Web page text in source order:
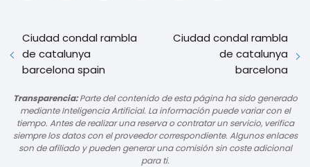
Ciudad condal rambla
de catalunya
barcelona spain
Ciudad condal rambla
de catalunya
barcelona
Transparencia:Parte del contenido de esta página ha sido generado
mediante Inteligencia Artificial. La información puede variar con el
tiempo. Antes de realizar una reserva o contratar un servicio, verifica
siempre los datos con el proveedor correspondiente. Algunos enlaces
son de afiliado y pueden generar una comisión sin coste adicional
para ti.